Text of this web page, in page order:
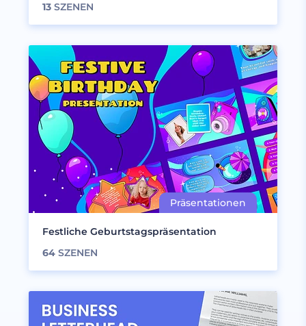
13 SZENEN
Festliche Geburtstagspräsentation
64 SZENEN